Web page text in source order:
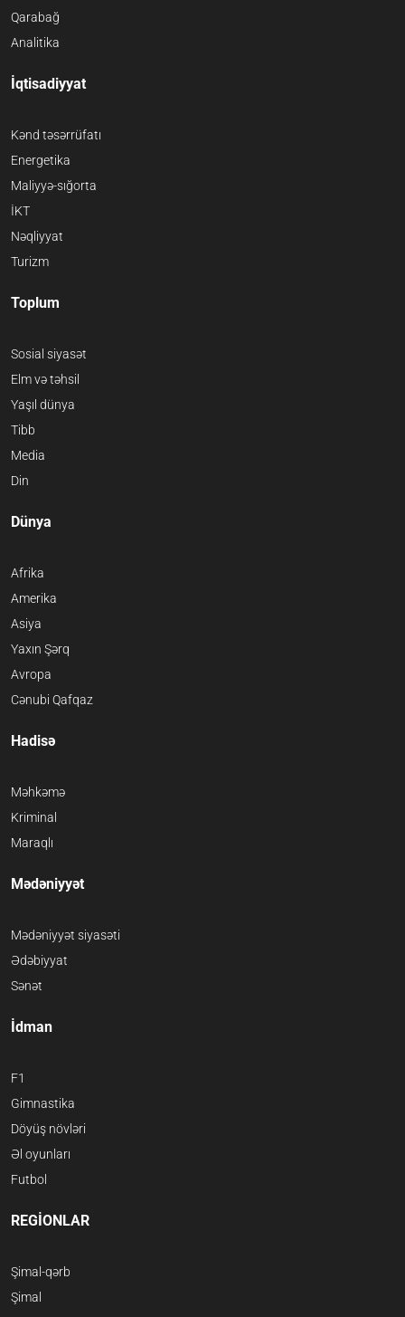
Qarabağ
Analitika
İqtisadiyyat
Kənd təsərrüfatı
Energetika
Maliyyə-sığorta
İKT
Nəqliyyat
Turizm
Toplum
Sosial siyasət
Elm və təhsil
Yaşıl dünya
Tibb
Media
Din
Dünya
Afrika
Amerika
Asiya
Yaxın Şərq
Avropa
Cənubi Qafqaz
Hadisə
Məhkəmə
Kriminal
Maraqlı
Mədəniyyət
Mədəniyyət siyasəti
Ədəbiyyat
Sənət
İdman
F1
Gimnastika
Döyüş növləri
Əl oyunları
Futbol
REGİONLAR
Şimal-qərb
Şimal